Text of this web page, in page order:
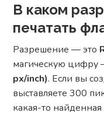
В каком
печатать
Разрешение — это
магическую
px/inch). Если вы
выставляете 300
какая-то